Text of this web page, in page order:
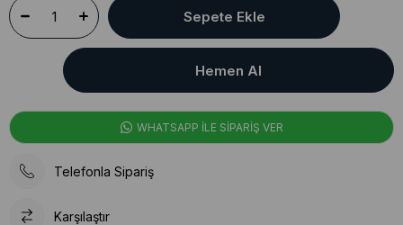
WHATSAPP İLE SİPARİŞ VER
Telefonla Sipariş
Karşılaştır